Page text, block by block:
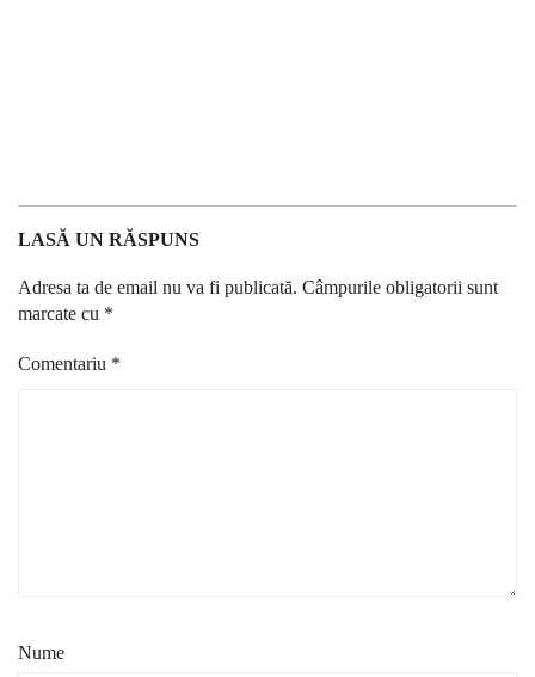
LASĂ UN RĂSPUNS
Adresa ta de email nu va fi publicată. Câmpurile obligatorii sunt
marcate cu *
Comentariu *
Nume